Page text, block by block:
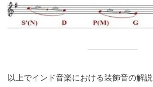
以上でインド音楽における装飾音の解説